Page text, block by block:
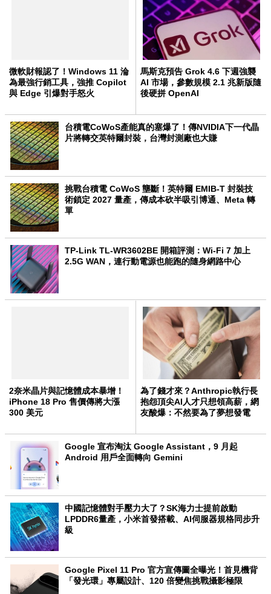
微軟財報認了！Windows 11 淪
為最強行銷工具，強推 Copilot
與 Edge 引爆對手怒火
馬斯克預告 Grok 4.6 下週強襲
AI 市場，參數規模 2.1 兆新版隨
後硬拼 OpenAI
台積電CoWoS產能真的塞爆了！傳NVIDIA下一代晶
片將轉交英特爾封裝，台灣封測廠也大賺
挑戰台積電 CoWoS 壟斷！英特爾 EMIB-T 封裝技
術鎖定 2027 量產，傳成本砍半吸引博通、Meta 轉
單
TP-Link TL-WR3602BE 開箱評測：Wi-Fi 7 加上
2.5G WAN，連行動電源也能跑的隨身網路中心
2奈米晶片與記憶體成本暴增！
iPhone 18 Pro 售價傳將大漲
300 美元
為了錢才來？Anthropic執行長
抱怨頂尖AI人才只想領高薪，網
友酸爆：不然要為了夢想發電
Google 宣布淘汰 Google Assistant，9 月起
Android 用戶全面轉向 Gemini
中國記憶體對手壓力大了？SK海力士提前啟動
LPDDR6量產，小米首發搭載、AI伺服器規格同步升
級
Google Pixel 11 Pro 官方宣傳圖全曝光！首見機背
「發光環」專屬設計、120 倍變焦挑戰攝影極限